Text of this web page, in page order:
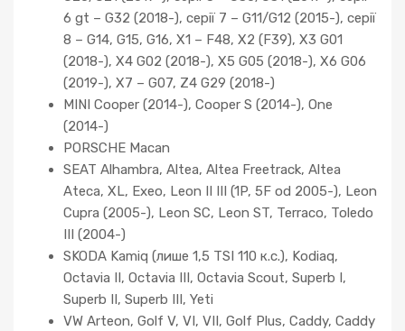
6 gt – G32 (2018-), серії 7 – G11/G12 (2015-), серії
8 – G14, G15, G16, X1 – F48, X2 (F39), X3 G01
(2018-), X4 G02 (2018-), X5 G05 (2018-), X6 G06
(2019-), X7 – G07, Z4 G29 (2018-)
MINI Cooper (2014-), Cooper S (2014-), One
(2014-)
PORSCHE Macan
SEAT Alhambra, Altea, Altea Freetrack, Altea
Ateca, XL, Exeo, Leon II III (1P, 5F od 2005-), Leon
Cupra (2005-), Leon SC, Leon ST, Terraco, Toledo
III (2004-)
SKODA Kamiq (лише 1,5 TSI 110 к.с.), Kodiaq,
Octavia II, Octavia III, Octavia Scout, Superb I,
Superb II, Superb III, Yeti
VW Arteon, Golf V, VI, VII, Golf Plus, Caddy, Caddy